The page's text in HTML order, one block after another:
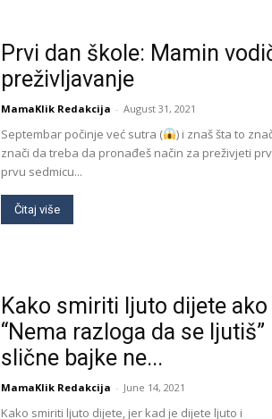
Prvi dan škole: Mamin
preživljavanje
MamaKlik Redakcija - August 31, 2021
Septembar počinje već sutra (
) i znaš šta to
znači da treba da pronađeš način za preživjeti
prvu sedmicu...
Čitaj više
Kako smiriti ljuto dijete ako
“Nema razloga da se ljutiš”
slične bajke ne...
MamaKlik Redakcija - June 14, 2021
Kako smiriti ljuto dijete, jer kad je dijete ljuto i